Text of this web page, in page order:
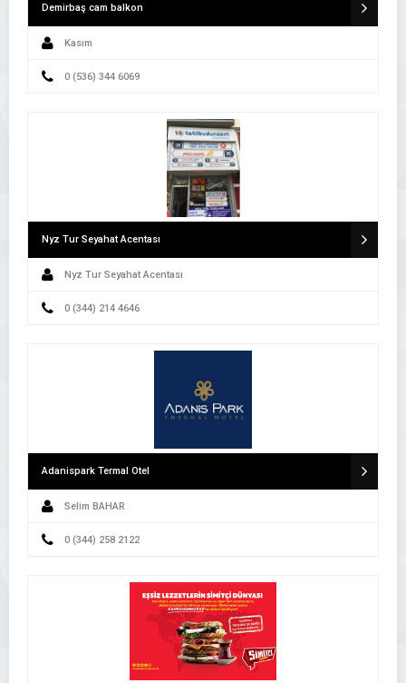
Demirbaş cam balkon
Kasım
0 (536) 344 6069
Nyz Tur Seyahat Acentası
Nyz Tur Seyahat Acentası
0 (344) 214 4646
Adanispark Termal Otel
Selim BAHAR
0 (344) 258 2122